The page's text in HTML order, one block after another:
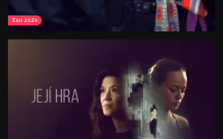
Září 2026